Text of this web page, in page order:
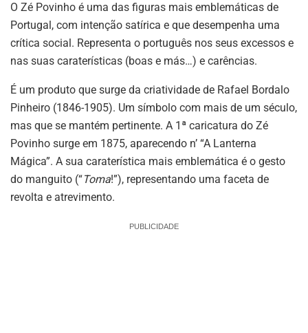
O Zé Povinho é uma das figuras mais emblemáticas de
Portugal, com intenção satírica e que desempenha uma
crítica social. Representa o português nos seus excessos e
nas suas caraterísticas (boas e más…) e carências.
É um produto que surge da criatividade de Rafael Bordalo
Pinheiro (1846-1905). Um símbolo com mais de um século,
mas que se mantém pertinente. A 1ª caricatura do Zé
Povinho surge em 1875, aparecendo n’ “A Lanterna
Mágica”. A sua caraterística mais emblemática é o gesto
do manguito (“Toma!”), representando uma faceta de
revolta e atrevimento.
PUBLICIDADE